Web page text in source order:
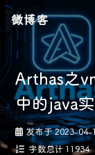
微博客
Arthas之
中的java
发布于 2023-04-
字数总计 11934